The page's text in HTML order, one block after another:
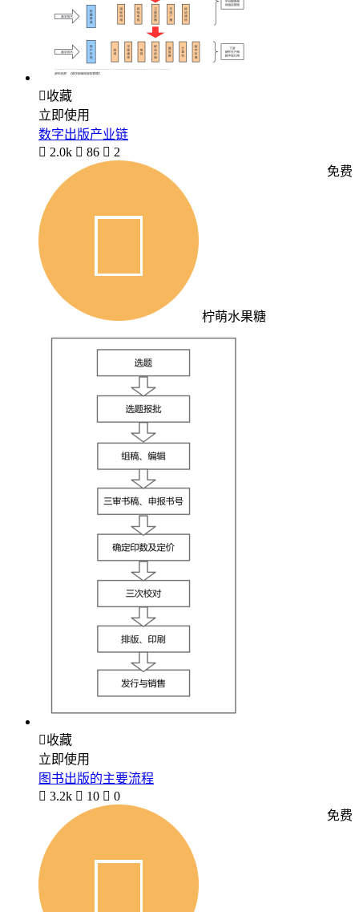
收藏
立即使用
数字出版产业链
 2.0k  86  2
柠萌水果糖
免费
收藏
立即使用
图书出版的主要流程
 3.2k  10  0
免费